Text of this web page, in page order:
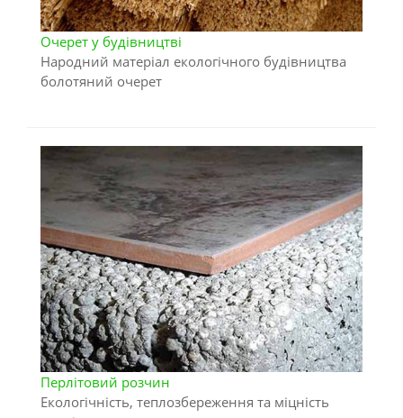
Очерет у будівництві
Народний матеріал екологічного будівництва
болотяний очерет
Перлітовий розчин
Екологічність, теплозбереження та міцність